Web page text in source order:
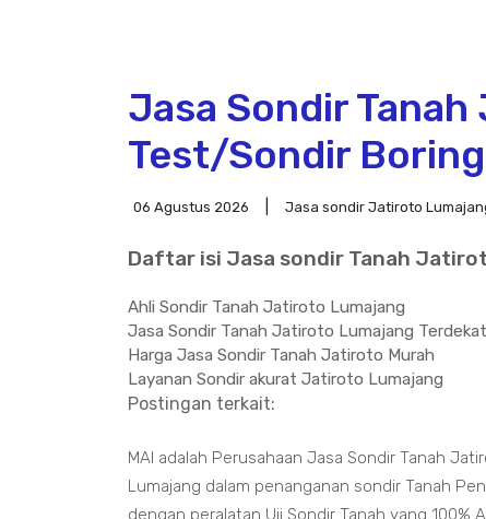
Jasa Sondir
Test/Sondir
06 Agustus 2026 Jasa sondir Jatiroto
Daftar isi Jasa sondir Tanah
Ahli Sondir Tanah Jatiroto Lumajang
Jasa Sondir Tanah Jatiroto Lumajang Terdekat
Harga Jasa Sondir Tanah Jatiroto Murah
Layanan Sondir akurat Jatiroto Lumajang
Postingan terkait:
MAI adalah Perusahaan Jasa Sondir Tanah
Lumajang dalam penanganan sondir Tanah
dengan peralatan Uji Sondir Tanah yang 100%